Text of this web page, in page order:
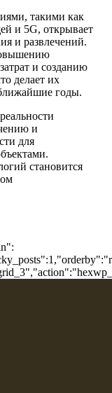
такими как
и 5G, открывает
и развлечений.
и созданию
делает их
годы.
и
для
становится